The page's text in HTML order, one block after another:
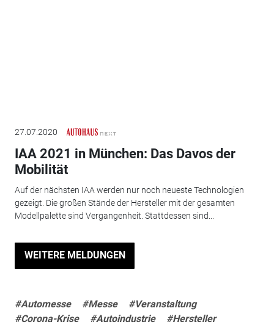
27.07.2020
IAA 2021 in München: Das Davos der
Mobilität
Auf der nächsten IAA werden nur noch neueste Technologien
gezeigt. Die großen Stände der Hersteller mit der gesamten
Modellpalette sind Vergangenheit. Stattdessen sind...
WEITERE MELDUNGEN
#Automesse #Messe
#Veranstaltung
#Corona-Krise
#Autoindustrie #Hersteller